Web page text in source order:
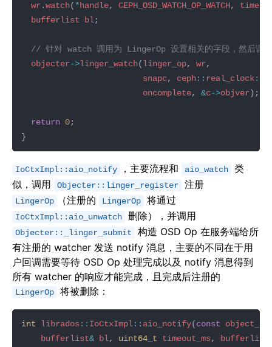
wr .watch( *handle, CEPH_OSD_WATCH_OP_WATCH,
bufferlist
bl
objecter->linger_watch(linger_op, wr
snapc, ceph:: real_clock::
oncomplete, &c->objver
return 0
IoCtxImpl::aio_notify ，主要流程和 aio_watch
类
似，调用
Objecter::linger_register 注册
LingerOp （注册的 LingerOp 将通过
IoCtxImpl::aio_unwatch 删除），并调用
Objecter::_linger_submit
构造 OSD Op 在服务端给所
有注册的 watcher 发送 notify 消息，主要的不同在于用
户回调需要等待 OSD Op 处理完成以及 notify 消息得到
所有 watcher 的响应才能完成，且完成后注册的
LingerOp 将被删除：
int librados:: IoCtxImpl:: aio_notify(const object_t
bufferlist& bl, uint64_t timeout_ms, bufferlist